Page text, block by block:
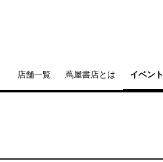
店舗一覧 蔦屋書店とは イベント